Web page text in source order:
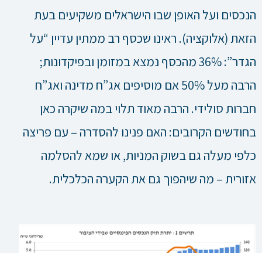
הנכסים ועל האופן שבו הישראלים משקיעים בעת
הזאת (אלוקציה). ראינו שכסף רב ממתין עדיין “על
הגדר”: 36% מהכסף נמצא במזומן ובפיקדונות;
הרבה מעל 50% אם מוסיפים אג”ח מדינה ואג”ח
חברות סולידי. הרבה מאוד תלוי במה שיקרה כאן
בחודשים הקרובים: האם פנינו להסדרה – עם פריצה
כלפי מעלה גם בשוק המניות, או שמא להסלמה
אזורית – מה שיהפוך גם את הקערה הכלכלית.